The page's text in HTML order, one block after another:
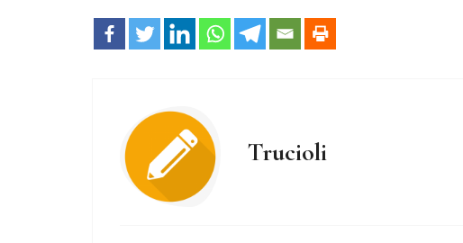
Trucioli